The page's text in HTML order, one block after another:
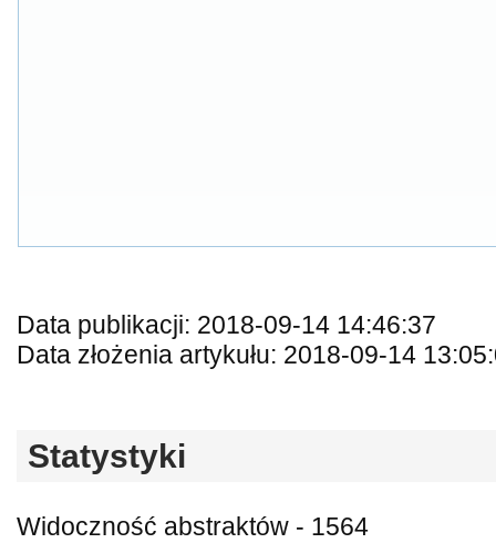
Data publikacji: 2018-09-14 14:46:37
Data złożenia artykułu: 2018-09-14
Statystyki
Widoczność abstraktów - 1564